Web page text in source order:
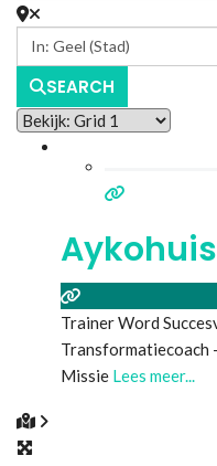
SEARCH
Aykohuis
Trainer Word
Transformatiecoach
Missie Lees meer...